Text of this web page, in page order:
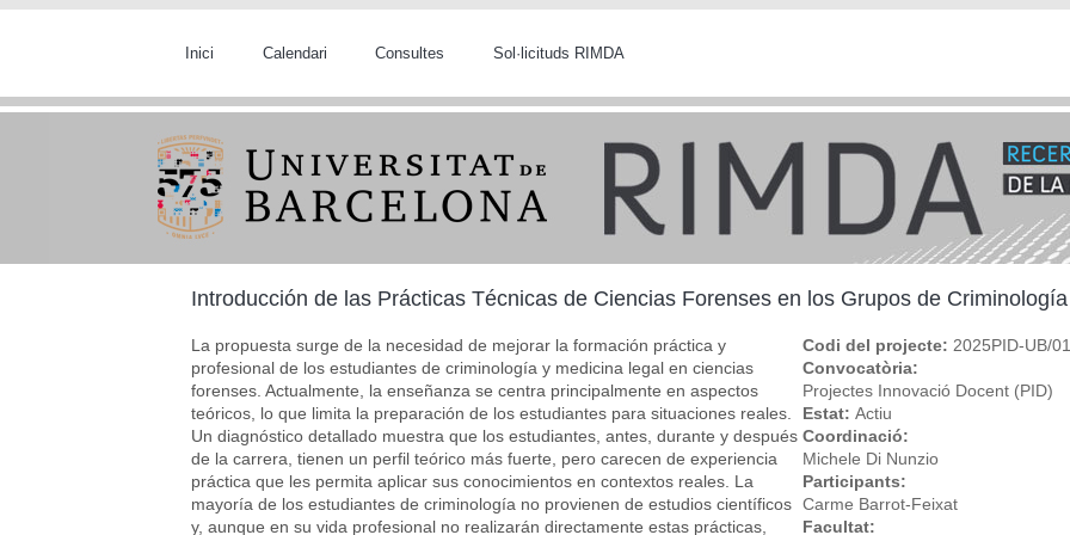
Vés al contingut
Inici Calendari Consultes Sol·licituds RIMDA
Introducción de las Prácticas Técnicas de Ciencias Forenses en los Grupos de Criminología
La propuesta surge de la necesidad de mejorar la formación práctica y
profesional de los estudiantes de criminología y medicina legal en ciencias
forenses. Actualmente, la enseñanza se centra principalmente en aspectos
teóricos, lo que limita la preparación de los estudiantes para situaciones reales.
Un diagnóstico detallado muestra que los estudiantes, antes, durante y después
de la carrera, tienen un perfil teórico más fuerte, pero carecen de experiencia
práctica que les permita aplicar sus conocimientos en contextos reales. La
mayoría de los estudiantes de criminología no provienen de estudios científicos
y, aunque en su vida profesional no realizarán directamente estas prácticas,
Codi del projecte: 2025PID-UB/
Convocatòria:
Projectes Innovació Docent (PID)
Estat: Actiu
Coordinació:
Michele Di Nunzio
Participants:
Carme Barrot-Feixat
Facultat: